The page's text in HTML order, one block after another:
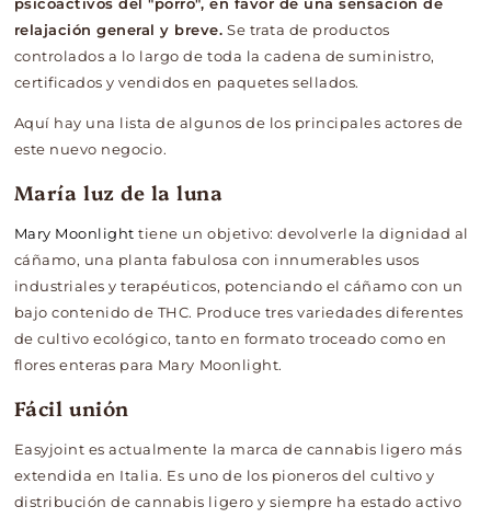
psicoactivos del "porro", en favor de una sensación de
relajación general y breve. Se trata de productos
controlados a lo largo de toda la cadena de suministro,
certificados y vendidos en paquetes sellados.
Aquí hay una lista de algunos de los principales actores de
este nuevo negocio.
María luz de la luna
Mary Moonlight tiene un objetivo: devolverle la dignidad al
cáñamo, una planta fabulosa con innumerables usos
industriales y terapéuticos, potenciando el cáñamo con un
bajo contenido de THC. Produce tres variedades diferentes
de cultivo ecológico, tanto en formato troceado como en
flores enteras para Mary Moonlight.
Fácil unión
Easyjoint es actualmente la marca de cannabis ligero más
extendida en Italia. Es uno de los pioneros del cultivo y
distribución de cannabis ligero y siempre ha estado activo